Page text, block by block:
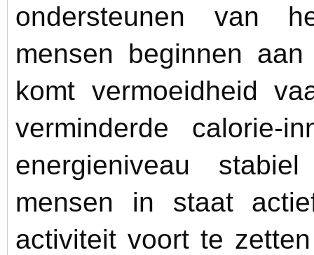
ondersteunen van
mensen beginnen
komt vermoeidheid
verminderde calorie-
energieniveau
mensen in staat
activiteit voort te